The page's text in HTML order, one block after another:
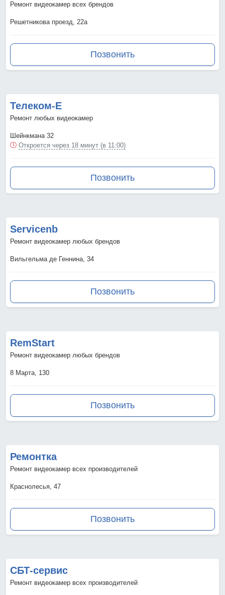
Ремонт видеокамер всех брендов
Решетникова проезд, 22а
Позвонить
Телеком-Е
Ремонт любых видеокамер
Шейнкмана 32
Откроется через 18 минут (в 11:00)
Позвонить
Servicenb
Ремонт видеокамер любых брендов
Вильгельма де Геннина, 34
Позвонить
RemStart
Ремонт видеокамер любых брендов
8 Марта, 130
Позвонить
Ремонтка
Ремонт видеокамер всех производителей
Краснолесья, 47
Позвонить
СБТ-сервис
Ремонт видеокамер всех производителей